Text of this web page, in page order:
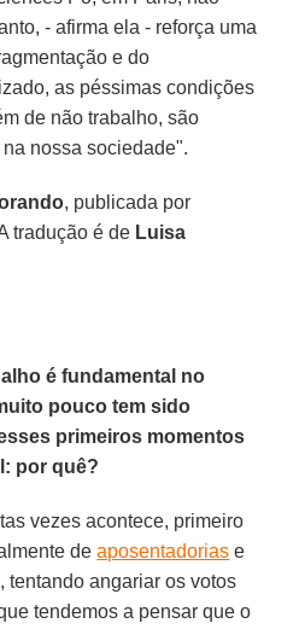
- afirma ela - reforça uma
e do
as péssimas condições
de não trabalho, são
nossa sociedade".
, publicada por
tradução é de Luisa
é fundamental no
pouco tem sido
primeiros momentos
por quê?
vezes acontece, primeiro
deaposentadorias e
tentando angariar os votos
tendemos a pensar que o